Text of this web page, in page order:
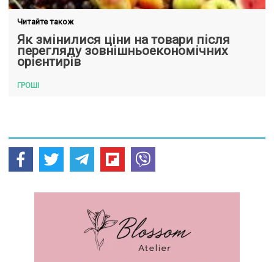
Читайте також
Як змінилися ціни на товари після
перегляду зовнішньоекономічних
орієнтирів
ГРОШІ